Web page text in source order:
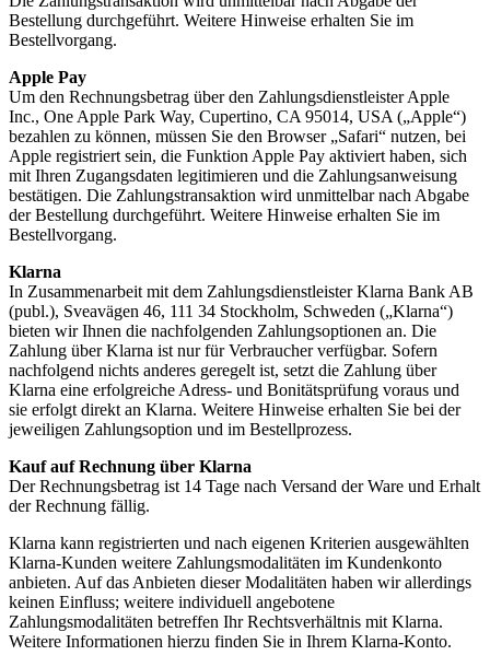
Bestellung durchgeführt. Weitere Hinweise erhalten Sie im
Bestellvorgang.
Apple Pay
Um den Rechnungsbetrag über den Zahlungsdienstleister Apple
Inc., One Apple Park Way, Cupertino, CA 95014, USA („Apple“)
bezahlen zu können, müssen Sie den Browser „Safari“ nutzen, bei
Apple registriert sein, die Funktion Apple Pay aktiviert haben, sich
mit Ihren Zugangsdaten legitimieren und die Zahlungsanweisung
bestätigen. Die Zahlungstransaktion wird unmittelbar nach Abgabe
der Bestellung durchgeführt. Weitere Hinweise erhalten Sie im
Bestellvorgang.
Klarna
In Zusammenarbeit mit dem Zahlungsdienstleister Klarna Bank AB
(publ.), Sveavägen 46, 111 34 Stockholm, Schweden („Klarna“)
bieten wir Ihnen die nachfolgenden Zahlungsoptionen an. Die
Zahlung über Klarna ist nur für Verbraucher verfügbar. Sofern
nachfolgend nichts anderes geregelt ist, setzt die Zahlung über
Klarna eine erfolgreiche Adress- und Bonitätsprüfung voraus und
sie erfolgt direkt an Klarna. Weitere Hinweise erhalten Sie bei der
jeweiligen Zahlungsoption und im Bestellprozess.
Kauf auf Rechnung über Klarna
Der Rechnungsbetrag ist 14 Tage nach Versand der Ware und Erhalt
der Rechnung fällig.
Klarna kann registrierten und nach eigenen Kriterien ausgewählten
Klarna-Kunden weitere Zahlungsmodalitäten im Kundenkonto
anbieten. Auf das Anbieten dieser Modalitäten haben wir allerdings
keinen Einfluss; weitere individuell angebotene
Zahlungsmodalitäten betreffen Ihr Rechtsverhältnis mit Klarna.
Weitere Informationen hierzu finden Sie in Ihrem Klarna-Konto.